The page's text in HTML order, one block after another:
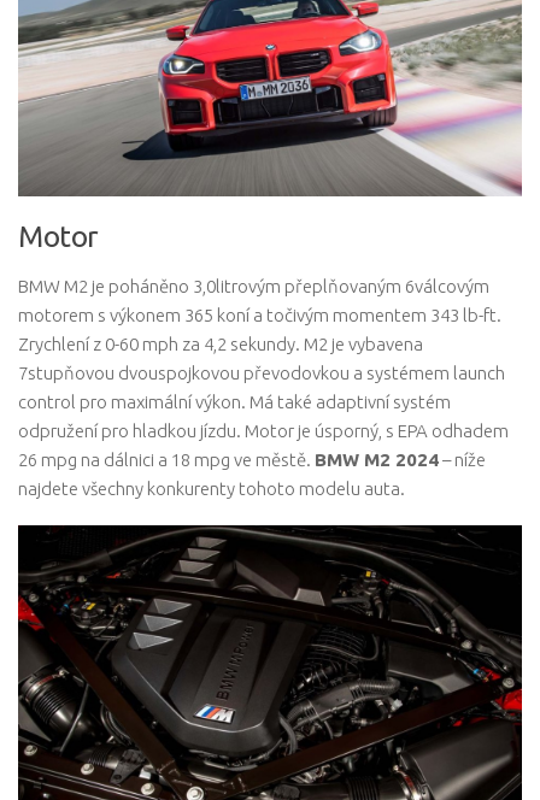
Motor
BMW M2 je poháněno 3,0litrovým přeplňovaným 6válcovým
motorem s výkonem 365 koní a točivým momentem 343 lb-ft.
Zrychlení z 0-60 mph za 4,2 sekundy. M2 je vybavena
7stupňovou dvouspojkovou převodovkou a systémem launch
control pro maximální výkon. Má také adaptivní systém
odpružení pro hladkou jízdu. Motor je úsporný, s EPA odhadem
26 mpg na dálnici a 18 mpg ve městě. BMW M2 2024– níže
najdete všechny konkurenty tohoto modelu auta.